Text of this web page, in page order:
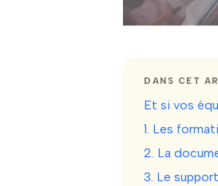
DANS CET
Et si vos
1. Les
2. La
3. Le